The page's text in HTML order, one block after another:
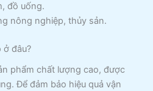
đồ uống.
nông nghiệp, thủy sản.
ở đâu?
phẩm chất lượng cao, được
Để đảm bảo hiệu quả vận